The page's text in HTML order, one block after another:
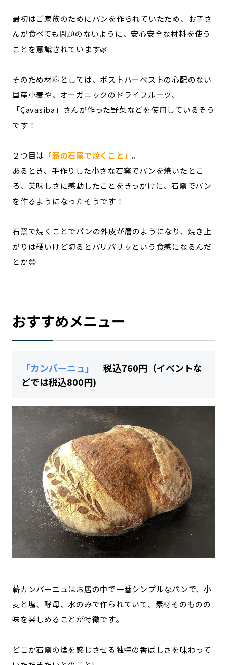
最初はご家族のためにパンを作られていたため、お子さ
んが食べても問題のないように、安心安全な材料を使う
ことを意識されています🌿
そのため材料としては、ポストハーベストの心配のない
国産小麦や、オーガニックのドライフルーツ、
「Çavasiba」さんが作った野菜などを使用しているそう
です！
２つ目は 「薪の石窯で焼くこと」 。
あるとき、手作りした小さな石窯でパンを焼いたとこ
ろ、美味しさに感動したことをきっかけに、石窯でパン
を作るようになったそうです！
石窯で焼くことでパンの外皮が層のようになり、焼き上
がりは硬いけど切るとパリパリッという食感になるんだ
とか😊
おすすめメニュー
「カンパーニュ」
税込760円（イベントな
どでは税込800円)
薪カンパーニュはお店の中で一番シンプルなパンで、小
麦と塩、酵母、水のみで作られていて、素材そのものの
味を楽しめることが特徴です。
どこか石窯の煙を感じさせる独特の香ばしさを味わって